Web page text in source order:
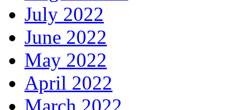
July 2022
June 2022
May 2022
April 2022